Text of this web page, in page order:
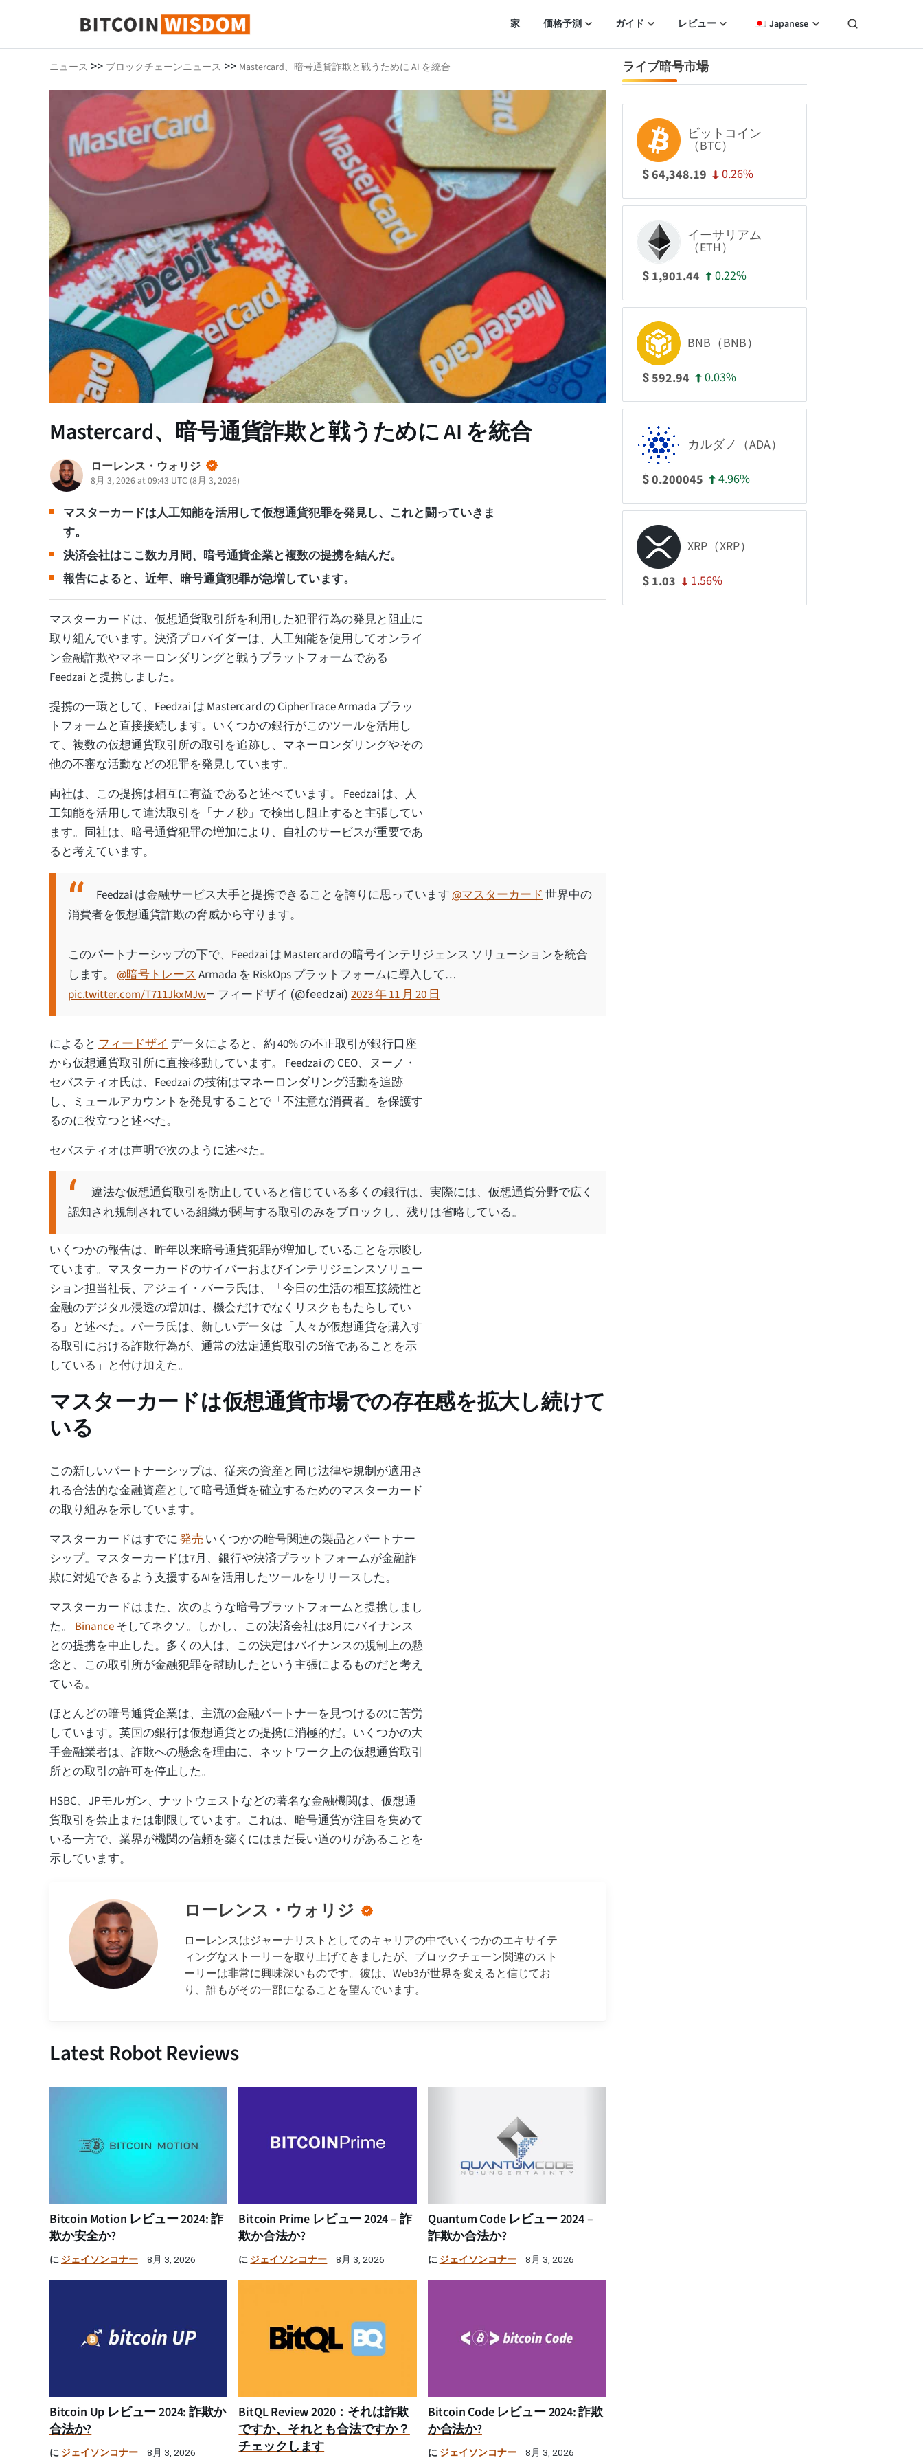
ビットコインの知恵
家 価格予測 ガイド レビュー Japanese
ニュース >> ブロックチェーンニュース >> Mastercard、暗号通貨詐欺と戦うために AI を統合
Mastercard、暗号通貨詐欺と戦うために AI を統合
ローレンス・ウォリジ
8月 3, 2026 at 09:43 UTC (8月 3, 2026)
マスターカードは人工知能を活用して仮想通貨犯罪を発見し、これと闘っていきま
す。
決済会社はここ数カ月間、暗号通貨企業と複数の提携を結んだ。
報告によると、近年、暗号通貨犯罪が急増しています。
マスターカードは、仮想通貨取引所を利用した犯罪行為の発見と阻止に
取り組んでいます。決済プロバイダーは、人工知能を使用してオンライ
ン金融詐欺やマネーロンダリングと戦うプラットフォームである
Feedzai と提携しました。
提携の一環として、Feedzai は Mastercard の CipherTrace Armada プラッ
トフォームと直接接続します。いくつかの銀行がこのツールを活用し
て、複数の仮想通貨取引所の取引を追跡し、マネーロンダリングやその
他の不審な活動などの犯罪を発見しています。
両社は、この提携は相互に有益であると述べています。 Feedzai は、人
工知能を活用して違法取引を「ナノ秒」で検出し阻止すると主張してい
ます。同社は、暗号通貨犯罪の増加により、自社のサービスが重要であ
ると考えています。
Feedzai は金融サービス大手と提携できることを誇りに思っています@マスターカード 世界中の
消費者を仮想通貨詐欺の脅威から守ります。
このパートナーシップの下で、Feedzai は Mastercard の暗号インテリジェンス ソリューションを統合
します。 @暗号トレース Armada を RiskOps プラットフォームに導入して…
pic.twitter.com/T711JkxMJw— フィードザイ (@feedzai) 2023 年 11 月 20 日
によると フィードザイ データによると、約 40% の不正取引が銀行口座
から仮想通貨取引所に直接移動しています。 Feedzai の CEO、ヌーノ・
セバスティオ氏は、Feedzai の技術はマネーロンダリング活動を追跡
し、ミュールアカウントを発見することで「不注意な消費者」を保護す
るのに役立つと述べた。
セバスティオは声明で次のように述べた。
違法な仮想通貨取引を防止していると信じている多くの銀行は、実際には、仮想通貨分野で広く
認知され規制されている組織が関与する取引のみをブロックし、残りは省略している。
いくつかの報告は、昨年以来暗号通貨犯罪が増加していることを示唆し
ています。マスターカードのサイバーおよびインテリジェンスソリュー
ション担当社長、アジェイ・バーラ氏は、「今日の生活の相互接続性と
金融のデジタル浸透の増加は、機会だけでなくリスクももたらしてい
る」と述べた。バーラ氏は、新しいデータは「人々が仮想通貨を購入す
る取引における詐欺行為が、通常の法定通貨取引の5倍であることを示
している」と付け加えた。
マスターカードは仮想通貨市場での存在感を拡大し続けて
いる
この新しいパートナーシップは、従来の資産と同じ法律や規制が適用さ
れる合法的な金融資産として暗号通貨を確立するためのマスターカード
の取り組みを示しています。
マスターカードはすでに発売 いくつかの暗号関連の製品とパートナー
シップ。マスターカードは7月、銀行や決済プラットフォームが金融詐
欺に対処できるよう支援するAIを活用したツールをリリースした。
マスターカードはまた、次のような暗号プラットフォームと提携しまし
た。 Binanceそしてネクソ。しかし、この決済会社は8月にバイナンス
との提携を中止した。多くの人は、この決定はバイナンスの規制上の懸
念と、この取引所が金融犯罪を幇助したという主張によるものだと考え
ている。
ほとんどの暗号通貨企業は、主流の金融パートナーを見つけるのに苦労
しています。英国の銀行は仮想通貨との提携に消極的だ。いくつかの大
手金融業者は、詐欺への懸念を理由に、ネットワーク上の仮想通貨取引
所との取引の許可を停止した。
HSBC、JPモルガン、ナットウェストなどの著名な金融機関は、仮想通
貨取引を禁止または制限しています。これは、暗号通貨が注目を集めて
いる一方で、業界が機関の信頼を築くにはまだ長い道のりがあることを
示しています。
ローレンス・ウォリジ
ローレンスはジャーナリストとしてのキャリアの中でいくつかのエキサイテ
ィングなストーリーを取り上げてきましたが、ブロックチェーン関連のスト
ーリーは非常に興味深いものです。彼は、Web3が世界を変えると信じてお
り、誰もがその一部になることを望んでいます。
Latest Robot Reviews
Bitcoin Motion レビュー 2024: 詐
欺か安全か?
に ジェイソンコナー 8月 3, 2026
Bitcoin Prime レビュー 2024 – 詐
欺か合法か?
に ジェイソンコナー 8月 3, 2026
Quantum Code レビュー 2024 –
詐欺か合法か?
に ジェイソンコナー 8月 3, 2026
Bitcoin Up レビュー 2024: 詐欺か
合法か?
に ジェイソンコナー 8月 3, 2026
BitQL Review 2020：それは詐欺
ですか、それとも合法ですか？
チェックします
Bitcoin Code レビュー 2024: 詐欺
か合法か?
に ジェイソンコナー 8月 3, 2026
ライブ暗号市場
ビットコイン
（BTC）
$64,348.19 0.26%
イーサリアム
（ETH）
$ 1,901.44 0.22%
BNB（BNB）
$592.94 0.03%
カルダノ（ADA）
$0.200045 4.96%
XRP（XRP）
$ 1.03 1.56%